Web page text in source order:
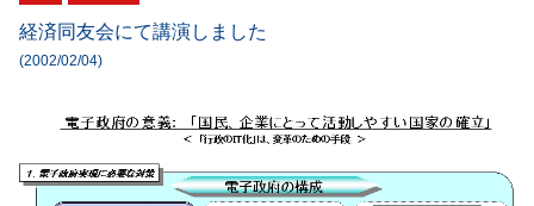
経済同友会にて講演しました
(2002/02/04)